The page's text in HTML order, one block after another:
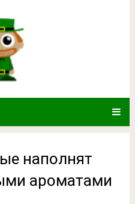
наполнят
наполнят
ароматами